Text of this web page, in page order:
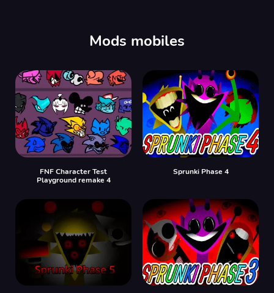
Mods mobiles
FNF Character Test
Playground remake 4
Sprunki Phase 4